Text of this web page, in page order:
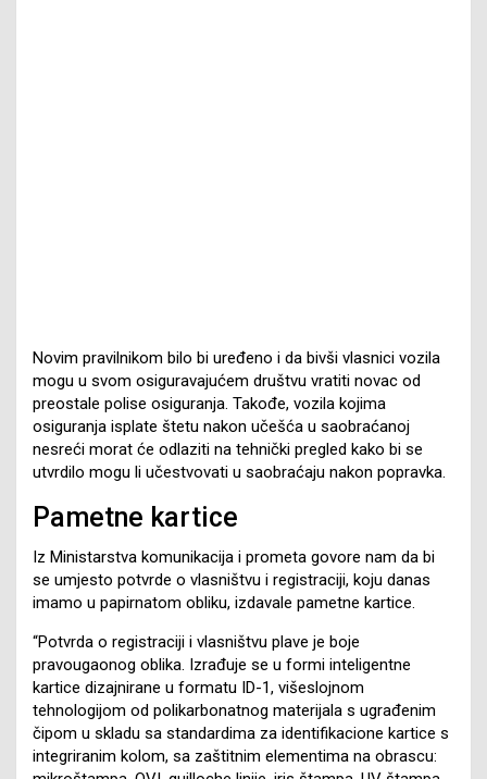
Novim pravilnikom bilo bi uređeno i da bivši vlasnici vozila
mogu u svom osiguravajućem društvu vratiti novac od
preostale polise osiguranja. Takođe, vozila kojima
osiguranja isplate štetu nakon učešća u saobraćanoj
nesreći morat će odlaziti na tehnički pregled kako bi se
utvrdilo mogu li učestvovati u saobraćaju nakon popravka.
Pametne kartice
Iz Ministarstva komunikacija i prometa govore nam da bi
se umjesto potvrde o vlasništvu i registraciji, koju danas
imamo u papirnatom obliku, izdavale pametne kartice.
“Potvrda o registraciji i vlasništvu plave je boje
pravougaonog oblika. Izrađuje se u formi inteligentne
kartice dizajnirane u formatu ID-1, višeslojnom
tehnologijom od polikarbonatnog materijala s ugrađenim
čipom u skladu sa standardima za identifikacione kartice s
integriranim kolom, sa zaštitnim elementima na obrascu: